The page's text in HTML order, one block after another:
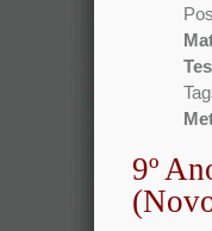
9º